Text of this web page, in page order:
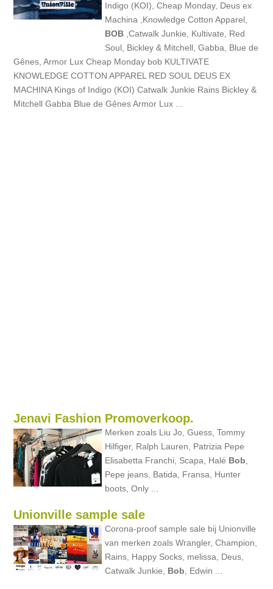
Indigo (KOI), Cheap Monday, Deus ex
Machina ,Knowledge Cotton Apparel,
BOB ,Catwalk Junkie, Kultivate, Red
Soul, Bickley & Mitchell, Gabba, Blue de
Gênes, Armor Lux Cheap Monday bob KULTIVATE
KNOWLEDGE COTTON APPAREL RED SOUL DEUS EX
MACHINA Kings of Indigo (KOI) Catwalk Junkie Rains Bickley &
Mitchell Gabba Blue de Gênes Armor Lux ...
Jenavi Fashion Promoverkoop.
Merken zoals Liu Jo, Guess, Tommy
Hilfiger, Ralph Lauren, Patrizia Pepe
Elisabetta Franchi, Scapa, Halé Bob
Pepe jeans, Batida, Fransa, Hunter
boots, Only ...
Unionville sample sale
Corona-proof sample sale bij Unionville
van merken zoals Wrangler, Champion,
Rains, Happy Socks, melissa, Deus,
Catwalk Junkie, Bob , Edwin ...